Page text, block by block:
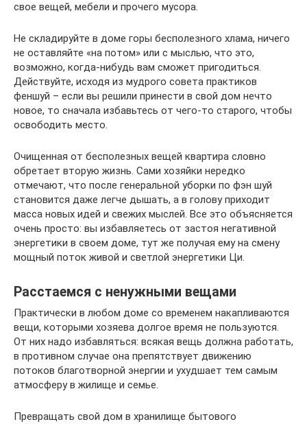
свое вещей, мебели и прочего мусора.
Не складируйте в доме горы бесполезного хлама, ничего
не оставляйте «на потом» или с мыслью, что это,
возможно, когда-нибудь вам сможет пригодиться.
Действуйте, исходя из мудрого совета практиков
феншуй – если вы решили принести в свой дом нечто
новое, то сначала избавьтесь от чего-то старого, чтобы
освободить место.
Очищенная от бесполезных вещей квартира словно
обретает вторую жизнь. Сами хозяйки нередко
отмечают, что после генеральной уборки по фэн шуй
становится даже легче дышать, а в голову приходит
масса новых идей и свежих мыслей. Все это объясняется
очень просто: вы избавляетесь от застоя негативной
энергетики в своем доме, тут же получая ему на смену
мощный поток живой и светлой энергетики Ци.
Расстаемся с ненужными вещами
Практически в любом доме со временем накапливаются
вещи, которыми хозяева долгое время не пользуются.
От них надо избавляться: всякая вещь должна работать,
в противном случае она препятствует движению
потоков благотворной энергии и ухудшает тем самым
атмосферу в жилище и семье.
Превращать свой дом в хранилище бытового